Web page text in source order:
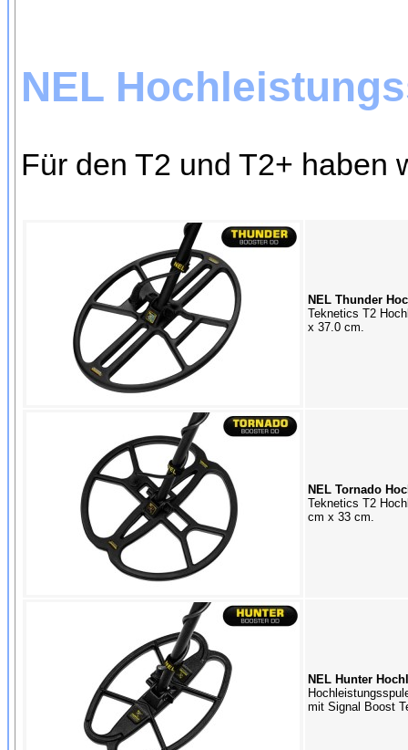
NEL
Für den T2 und T2+ haben
NEL Thunder
Teknetics T2
x 37.0 cm.
NEL Tornado
Teknetics T2
cm x 33 cm.
NEL Hunter
mit Signal Boost